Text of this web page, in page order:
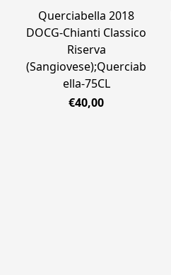
Querciabella 2018
DOCG-Chianti Classico
Riserva
(Sangiovese);Querciab
ella-75CL
€40,00